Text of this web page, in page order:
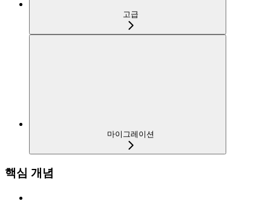
고급
마이그레이션
핵심 개념